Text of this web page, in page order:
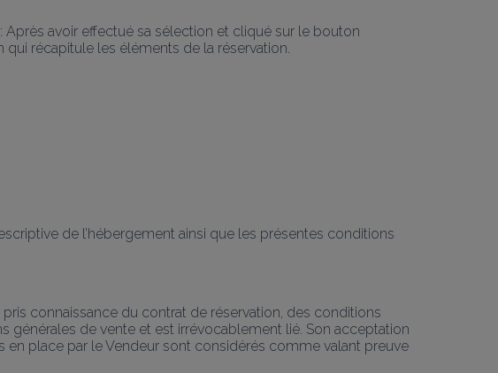
: Après avoir effectué sa sélection et cliqué sur le bouton
qui récapitule les éléments de la réservation.
de l’hébergement ainsi que les présentes conditions
connaissance du contrat de réservation, des conditions
générales de vente et est irrévocablement lié. Son acceptation
place par le Vendeur sont considérés comme valant preuve